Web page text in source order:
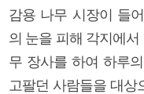
감용 나무 시장이 들
의 눈을 피해 각지에
무 장사를 하여 하루
고팔던 사람들을 대상